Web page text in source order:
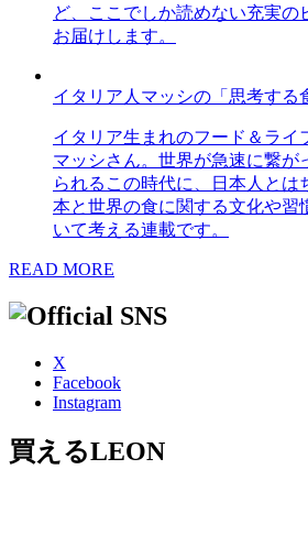
ど、ここでしか読めない充実の
お届けします。
イタリア人マッシの「思考する
イタリア生まれのフード＆ライ
マッシさん。世界が急速に繋が
られるこの時代に、日本人とは
本と世界の食に関する文化や習
いて考える連載です。
READ MORE
X
Facebook
Instagram
買えるLEON